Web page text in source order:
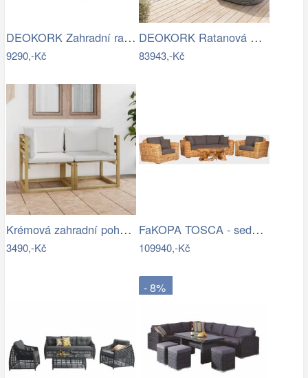
DEOKORK Zahradní ratanová sestava CORFU…
9290,-Kč
DEOKORK Ratanová modulová sestava…
83943,-Kč
Krémová zahradní pohovka MAJKEN
3490,-Kč
FaKOPA TOSCA - sedací souprava Lucy Mdum
109940,-Kč
- 8%